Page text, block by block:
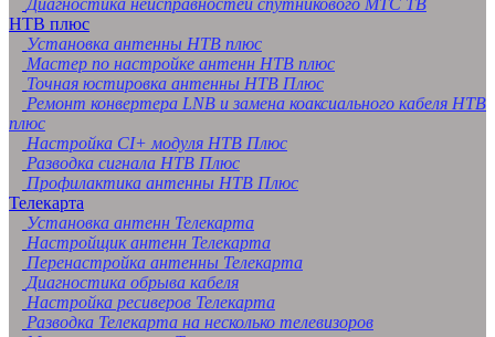
Диагностика неисправностей спутникового МТС ТВ
НТВ плюс
Установка антенны НТВ плюс
Мастер по настройке антенн НТВ плюс
Точная юстировка антенны НТВ Плюс
Ремонт конвертера LNB и замена коаксиального кабеля НТВ
плюс
Настройка CI+ модуля НТВ Плюс
Разводка сигнала НТВ Плюс
Профилактика антенны НТВ Плюс
Телекарта
Установка антенн Телекарта
Настройщик антенн Телекарта
Перенастройка антенны Телекарта
Диагностика обрыва кабеля
Настройка ресиверов Телекарта
Разводка Телекарта на несколько телевизоров